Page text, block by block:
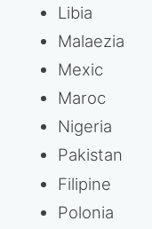
Libia
Malaezia
Mexic
Maroc
Nigeria
Pakistan
Filipine
Polonia